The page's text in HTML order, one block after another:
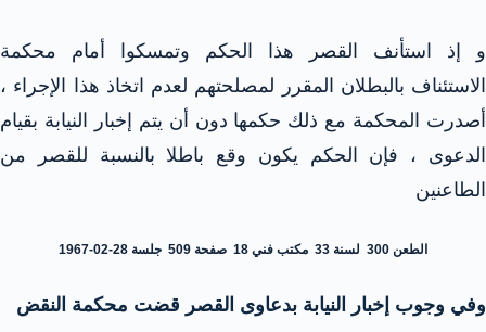
و إذ استأنف القصر هذا الحكم وتمسكوا أمام محكمة
الاستئناف بالبطلان المقرر لمصلحتهم لعدم اتخاذ هذا الإجراء ،
أصدرت المحكمة مع ذلك حكمها دون أن يتم إخبار النيابة بقيام
الدعوى ، فإن الحكم يكون وقع باطلا بالنسبة للقصر من
الطاعنين
الطعن 300 لسنة 33 مكتب فني 18 صفحة 509 جلسة 28-02-1967
وفي وجوب إخبار النيابة بدعاوى القصر قضت محكمة النقض